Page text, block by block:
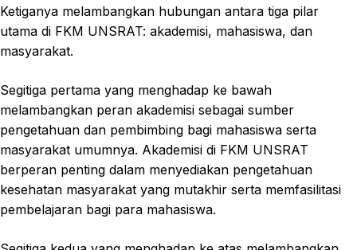
Ketiganya melambangkan hubungan antara tiga pilar
utama di FKM UNSRAT: akademisi, mahasiswa, dan
masyarakat.
Segitiga pertama yang menghadap ke bawah
melambangkan peran akademisi sebagai sumber
pengetahuan dan pembimbing bagi mahasiswa serta
masyarakat umumnya. Akademisi di FKM UNSRAT
berperan penting dalam menyediakan pengetahuan
kesehatan masyarakat yang mutakhir serta memfasilitasi
pembelajaran bagi para mahasiswa.